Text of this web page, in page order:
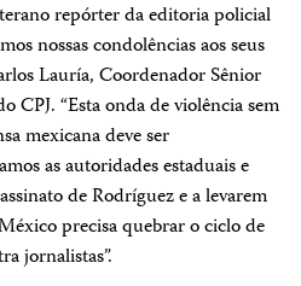
repórter da editoria policial
nossas condolências aos seus
Lauría, Coordenador Sênior
CPJ. “Esta onda de violência sem
mexicana deve ser
as autoridades estaduais e
de Rodríguez e a levarem
precisa quebrar o ciclo de
jornalistas”.